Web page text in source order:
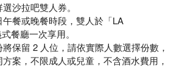
沙拉吧雙人券。
餐或晚餐時段，雙人於「LA
餐廳一次享用。
保留 2 人位，請依實際人數選擇份數，
案，不限成人或兒童，不含酒水費用，